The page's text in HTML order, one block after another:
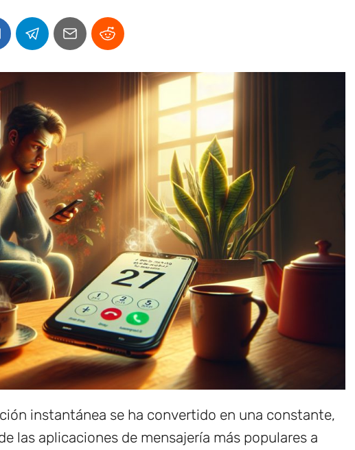
instantánea se ha convertido en una constante,
las aplicaciones de mensajería más populares a